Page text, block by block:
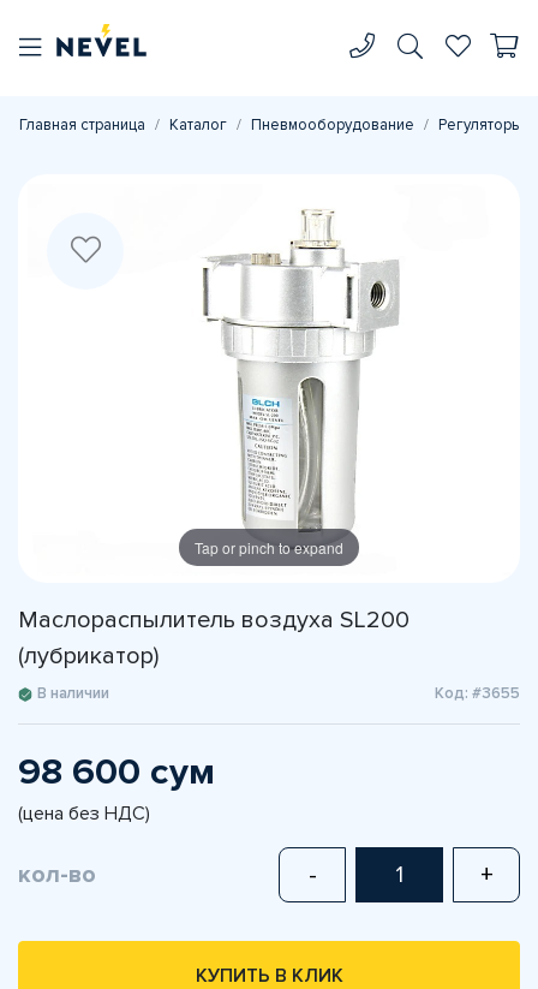
Главная страница Каталог Пневмооборудование Регуляторы
Tap or pinch to expand
Маслораспылитель воздуха SL200
(лубрикатор)
В наличии Код: #3655
98 600 сум
(цена без НДС)
кол-во - +
КУПИТЬ В КЛИК